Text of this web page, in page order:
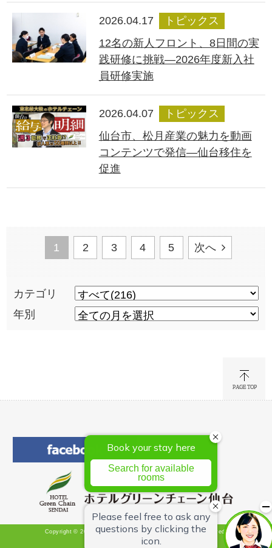
2026.04.17
トピックス
12名の新人フロント、8日間の実
践研修に挑戦―2026年度新入社
員研修実施
2026.04.07
トピックス
仙台市、松月産業の魅力を動画
コンテンツで発信―仙台移住を
促進
1 2 3 4 5 次へ
カテゴリ
年別
Copyright © 2026 Hotel Green Chain Sendai All Rights Reserved.